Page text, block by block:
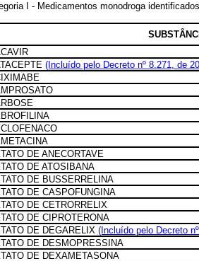
I - Medicamentos monodroga
(Incluído pelo Decreto nº 8.271, de
DE ANECORTAVE
DE ATOSIBANA
DE BUSSERRELINA
DE CASPOFUNGINA
DE CETRORRELIX
DE CIPROTERONA
DE DEGARELIX (Incluído pelo Decreto
DE DESMOPRESSINA
DE DEXAMETASONA